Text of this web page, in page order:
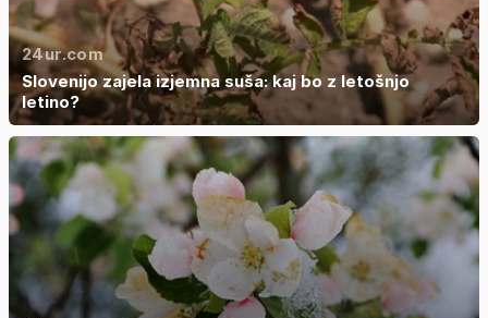
24ur.com
Slovenijo zajela izjemna suša: kaj bo z letošnjo
letino?